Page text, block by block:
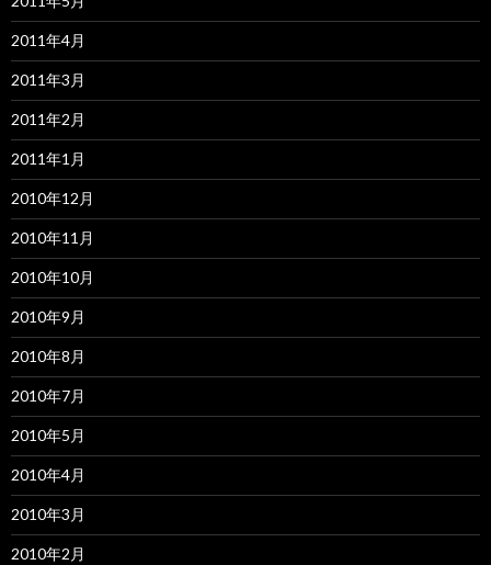
2011年4月
2011年3月
2011年2月
2011年1月
2010年12月
2010年11月
2010年10月
2010年9月
2010年8月
2010年7月
2010年5月
2010年4月
2010年3月
2010年2月